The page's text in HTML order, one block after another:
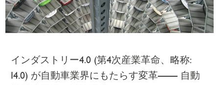
インダストリー4.0 (第4次産業革命、略称:
I4.0) が自動車業界にもたらす変革—— 自動